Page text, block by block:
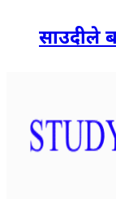
साउदीले